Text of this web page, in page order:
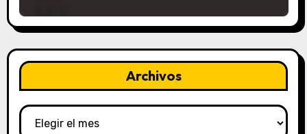
Archivos
Archivos